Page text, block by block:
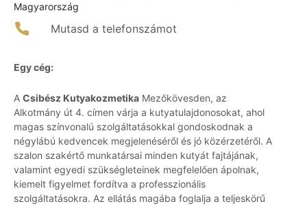
Magyarország
Mutasd a telefonszámot
Egy cég:
A Csibész Kutyakozmetika Mezőkövesden, az
Alkotmány út 4. címen várja a kutyatulajdonosokat, ahol
magas színvonalú szolgáltatásokkal gondoskodnak a
négylábú kedvencek megjelenéséről és jó közérzetéről. A
szalon szakértő munkatársai minden kutyát fajtájának,
valamint egyedi szükségleteinek megfelelően ápolnak,
kiemelt figyelmet fordítva a professzionális
szolgáltatásokra. Az ellátás magába foglalja a teljeskörű